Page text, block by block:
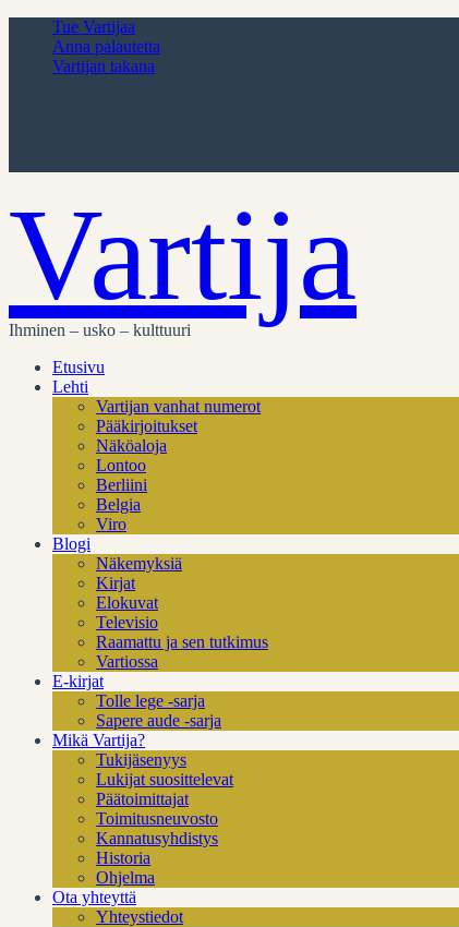
Tue Vartijaa
Anna palautetta
Vartijan takana
Vartija
Ihminen – usko – kulttuuri
Etusivu
Lehti
Vartijan vanhat numerot
Pääkirjoitukset
Näköaloja
Lontoo
Berliini
Belgia
Viro
Blogi
Näkemyksiä
Kirjat
Elokuvat
Televisio
Raamattu ja sen tutkimus
Vartiossa
E-kirjat
Tolle lege -sarja
Sapere aude -sarja
Mikä Vartija?
Tukijäsenyys
Lukijat suosittelevat
Päätoimittajat
Toimitusneuvosto
Kannatusyhdistys
Historia
Ohjelma
Ota yhteyttä
Yhteystiedot